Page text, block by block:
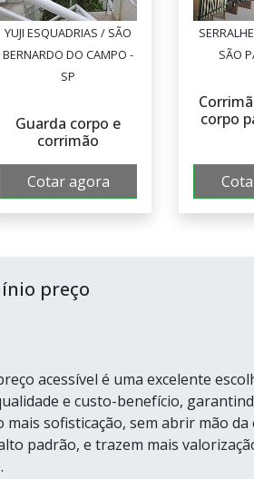
YUJI ESQUADRIAS / SÃO
BERNARDO DO CAMPO -
SP
Guarda corpo e
corrimão
Cotar agora
SÃO
corpo
preço
acessível é uma excelente
e custo-benefício,
sofisticação, sem abrir mão da
padrão, e trazem mais